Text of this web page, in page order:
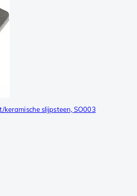
slijpsteen, SO003